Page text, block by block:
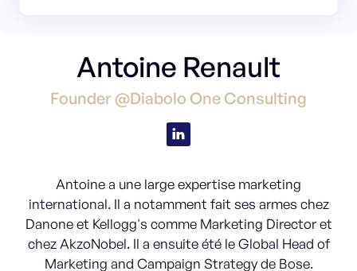
Antoine Renault
Founder @Diabolo One Consulting
Antoine a une large expertise marketing
international. Il a notamment fait ses armes chez
Danone et Kellogg's comme Marketing Director et
chez AkzoNobel. Il a ensuite été le Global Head of
Marketing and Campaign Strategy de Bose.